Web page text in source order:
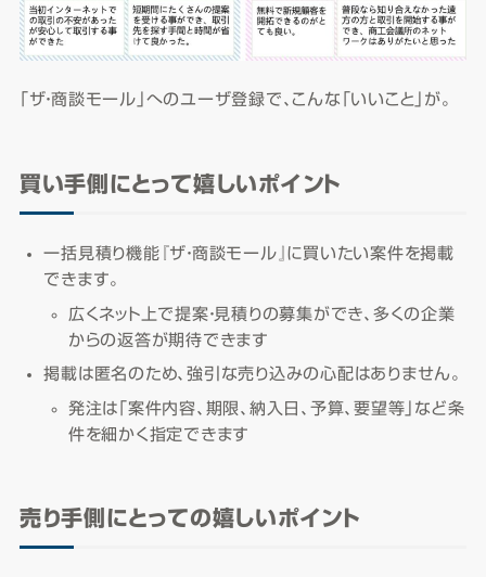
「ザ・商談モール」へのユーザ登録で、こんな「いいこと」が。
買い手側にとって嬉しいポイント
一括見積り機能『ザ・商談モール』に買いたい案件を掲載
できます。
広くネット上で提案・見積りの募集ができ、多くの企業
からの返答が期待できます
掲載は匿名のため、強引な売り込みの心配はありません。
発注は「案件内容、期限、納入日、予算、要望等」など条
件を細かく指定できます
売り手側にとっての嬉しいポイント